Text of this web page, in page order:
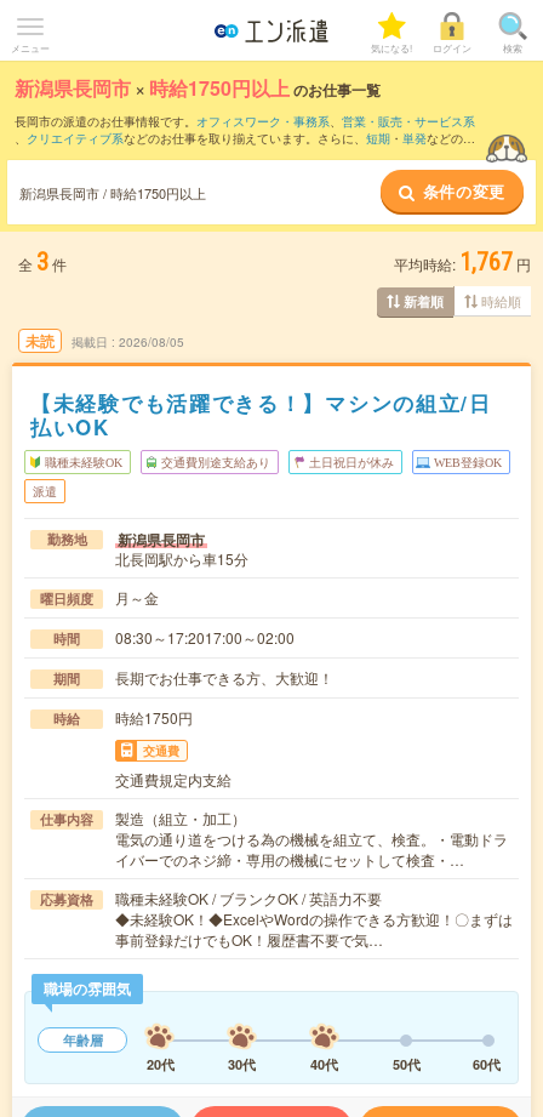
メニュー 気になる! ログイン 検索
新潟県長岡市 × 時給1750円以上のお仕事一覧
長岡市の派遣のお仕事情報です。 オフィスワーク・事務系、 営業・販売・サービス系
、 クリエイティブ系などのお仕事を取り揃えています。さらに、 短期 ・ 単発などの期
新潟県長岡市 / 時給1750円以上 条件の変更
全 3件 平均時給: 1,767 円
新着順 時給順
未読 掲載日 2026/08/05
【未経験でも活躍できる！】マシンの組立/日
払いOK
職種未経験OK 交通費別途支給あり 土日祝日が休み WEB登録OK
派遣
勤務地 新潟県長岡市
北長岡駅から車15分
曜日頻度 月～金
時間 08:30～17:2017:00～02:00
期間 長期でお仕事できる方、大歓迎！
時給 時給1750円
交通費
交通費規定内支給
仕事内容
製造（組立・加工）
電気の通り道をつける為の機械を組立て、検査。・電動ドラ
イバーでのネジ締・専用の機械にセットして検査・…
応募資格
職種未経験OK / ブランクOK / 英語力不要
◆未経験OK！◆ExcelやWordの操作できる方歓迎！〇まずは
事前登録だけでもOK！履歴書不要で気…
職場の雰囲気
年齢層
20代
30代 40代 50代 60代